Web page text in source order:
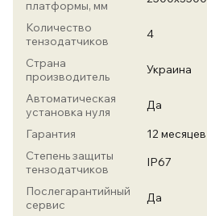
платформы, мм
Количество
тензодатчиков
4
Страна
производитель
Украина
Автоматическая
установка нуля
Да
Гарантия
12 месяцев
Степень защиты
тензодатчиков
IP67
Послегарантийный
сервис
Да